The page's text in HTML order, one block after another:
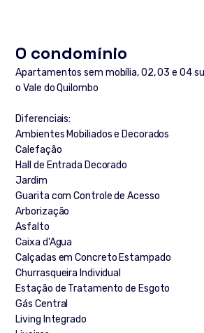
O condomínio
Apartamentos sem mobília, 02, 03 e 04
o Vale do Quilombo
Diferenciais:
Ambientes Mobiliados e Decorados
Calefação
Hall de Entrada Decorado
Jardim
Guarita com Controle de Acesso
Arborização
Asfalto
Caixa d'Agua
Calçadas em Concreto Estampado
Churrasqueira Individual
Estação de Tratamento de Esgoto
Gás Central
Living Integrado